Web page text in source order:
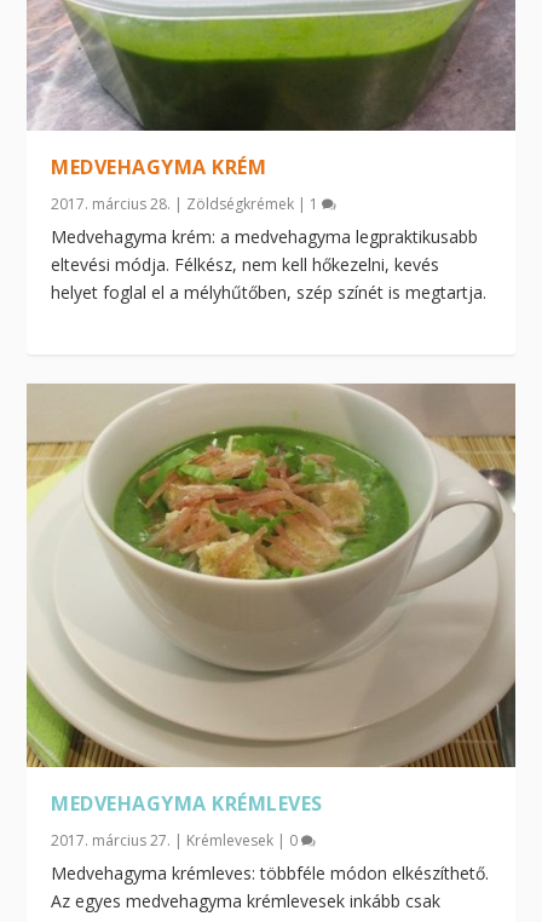
MEDVEHAGYMA KRÉM
2017. március 28. | Zöldségkrémek | 1
Medvehagyma krém: a medvehagyma legpraktikusabb
eltevési módja. Félkész, nem kell hőkezelni, kevés
helyet foglal el a mélyhűtőben, szép színét is megtartja.
MEDVEHAGYMA KRÉMLEVES
2017. március 27. | Krémlevesek | 0
Medvehagyma krémleves: többféle módon elkészíthető.
Az egyes medvehagyma krémlevesek inkább csak